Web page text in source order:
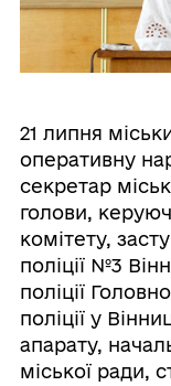
21 липня
оперативну
секретар
голови,
комітету,
поліції №3
поліції
поліції у
апарату,
міської ради,